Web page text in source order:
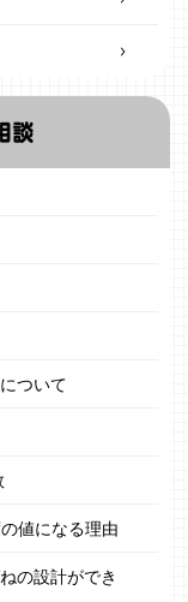
ついて
値になる理由
の設計ができ